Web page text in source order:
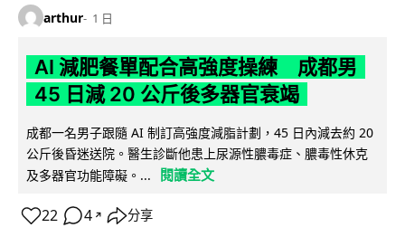
arthur 1 日
AI 減肥餐單配合高強度操練 成都男
45 日減 20 公斤後多器官衰竭
成都一名男子跟隨 AI 制訂高強度減脂計劃，45 日內減去約 20
公斤後昏迷送院。醫生診斷他患上尿源性膿毒症、膿毒性休克
及多器官功能障礙。...
閱讀全文
22 4 ↗ 分享